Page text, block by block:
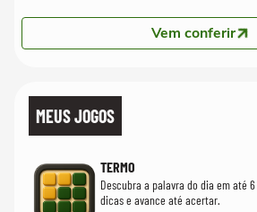
Vem conferir
MEUS JOGOS
TERMO
Descubra a palavra do dia em até
dicas e avance até acertar.